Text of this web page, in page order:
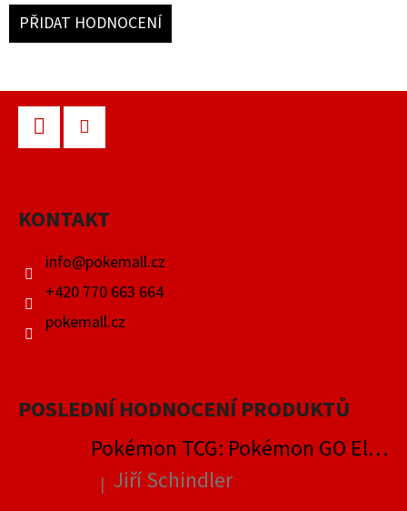
PŘIDAT HODNOCENÍ
KONTAKT
info@pokemall.cz
+420 770 663 664
pokemall.cz
POSLEDNÍ HODNOCENÍ PRODUKTŮ
Pokémon TCG: Pokémon GO Elite Trainer Box
Hodnocení produktu je 5 z 5 hvězdiček.
| Jiří Schindler